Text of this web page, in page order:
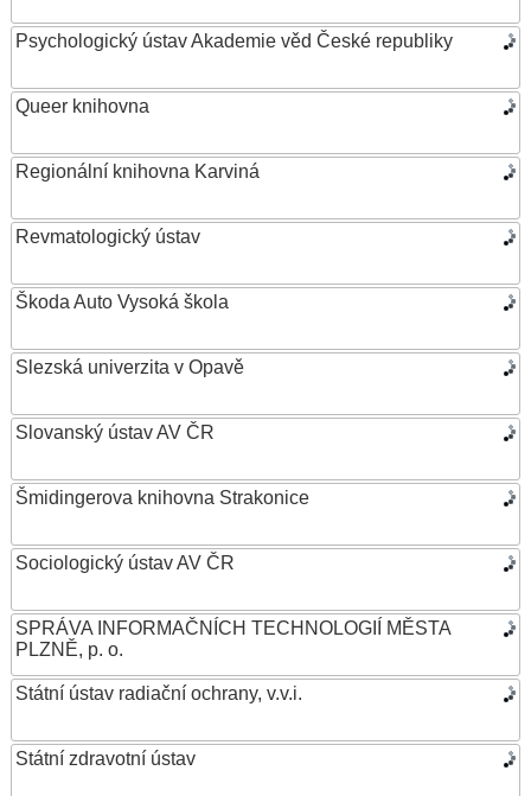
Psychologický ústav Akademie věd České republiky
Queer knihovna
Regionální knihovna Karviná
Revmatologický ústav
Škoda Auto Vysoká škola
Slezská univerzita v Opavě
Slovanský ústav AV ČR
Šmidingerova knihovna Strakonice
Sociologický ústav AV ČR
SPRÁVA INFORMAČNÍCH TECHNOLOGIÍ MĚSTA
PLZNĚ, p. o.
Státní ústav radiační ochrany, v.v.i.
Státní zdravotní ústav